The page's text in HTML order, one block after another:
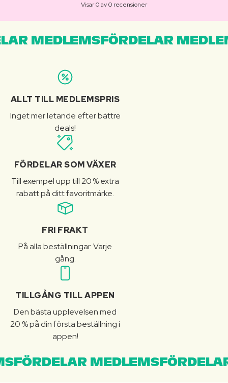
Visar 0 av 0 recensioner
MEDLEMSFÖRDELAR
ALLT TILL MEDLEMSPRIS
Inget mer letande efter bättre
deals!
FÖRDELAR SOM VÄXER
Till exempel upp till 20 % extra
rabatt på ditt favoritmärke.
FRI FRAKT
På alla beställningar. Varje
gång.
TILLGÅNG TILL APPEN
Den bästa upplevelsen med
20 % på din första beställning i
appen!